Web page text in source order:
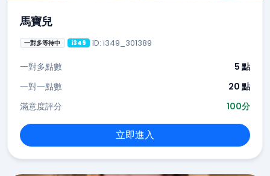
馬寶兒
一對多等待中 i349 ID: i349_301389
一對多點數
5 點
一對一點數
20 點
滿意度評分
100分
立即進入